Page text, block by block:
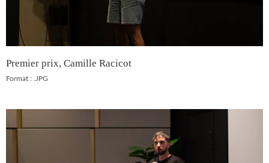
Premier prix, Camille Racicot
Format : .JPG